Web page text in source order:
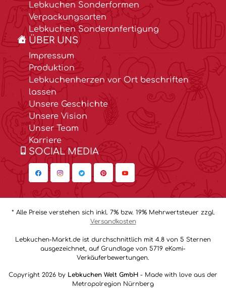
Lebkuchen Sonderformen
Verpackungsarten
Lebkuchen Sonderanfertigung
ÜBER UNS
Impressum
Produktion
Lebkuchenherzen vor Ort beschriften
lassen
Unsere Geschichte
Unsere Vision
Unser Team
Karriere
SOCIAL MEDIA
* Alle Preise verstehen sich inkl. 7% bzw. 19% Mehrwertsteuer zzgl.
Versandkosten
Lebkuchen-Markt.de ist durchschnittlich mit 4.8 von 5 Sternen
ausgezeichnet, auf Grundlage von 5719 eKomi-
Verkäuferbewertungen.
Copyright 2026 by Lebkuchen Welt GmbH - Made with love aus der
Metropolregion Nürnberg